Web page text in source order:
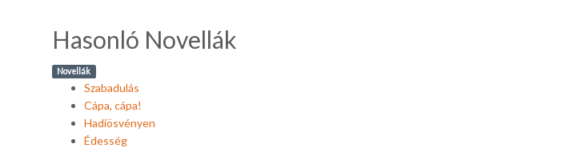
Hasonló Novellák
Novellák
Szabadulás
Cápa, cápa!
Hadiösvényen
Édesség